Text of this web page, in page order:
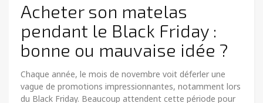
Acheter son matelas
pendant le Black Friday :
bonne ou mauvaise idée ?
Chaque année, le mois de novembre voit déferler une
vague de promotions impressionnantes, notamment lors
du Black Friday. Beaucoup attendent cette période pour